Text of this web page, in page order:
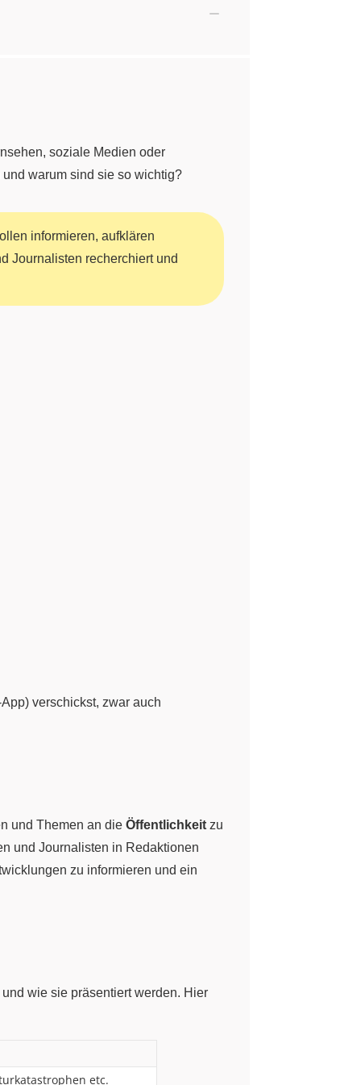
soziale Medien oder
warum sind sie so wichtig?
informieren, aufklären
Journalisten recherchiert und
verschickst, zwar auch
und Themen an die Öffentlichkeit zu
und Journalisten in Redaktionen
zu informieren und ein
wie sie präsentiert werden. Hier
etc.